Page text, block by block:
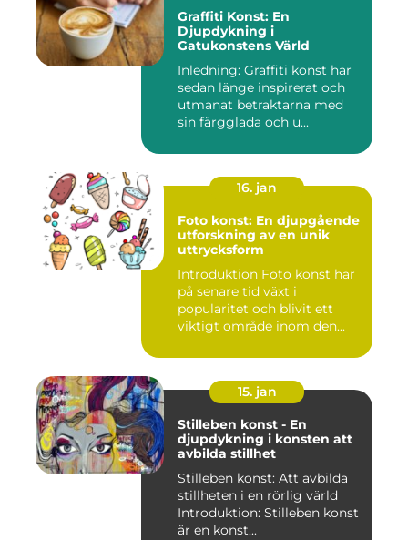
Graffiti Konst: En
Djupdykning i
Gatukonstens Värld
Inledning: Graffiti konst har
sedan länge inspirerat och
utmanat betraktarna med
sin färgglada och u...
16. jan
Foto konst: En djupgående
utforskning av en unik
uttrycksform
Introduktion Foto konst har
på senare tid växt i
popularitet och blivit ett
viktigt område inom den...
15. jan
Stilleben konst - En
djupdykning i konsten att
avbilda stillhet
Stilleben konst: Att avbilda
stillheten i en rörlig värld
Introduktion: Stilleben konst
är en konst...